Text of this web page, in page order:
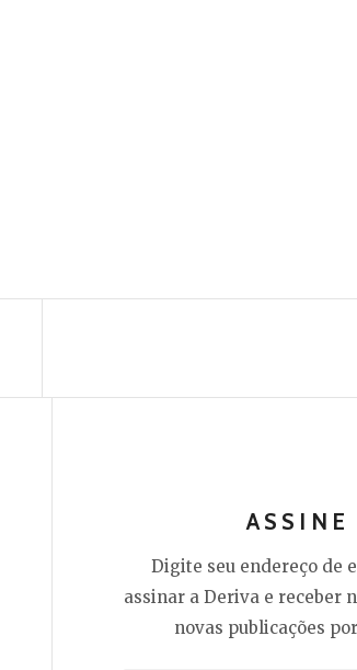
ASSINE
Digite seu endereço de
assinar a Deriva e receber
novas publicações